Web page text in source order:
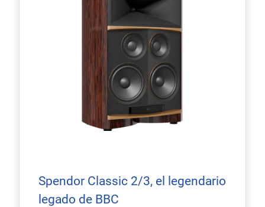
Spendor Classic 2/3, el legendario
legado de BBC